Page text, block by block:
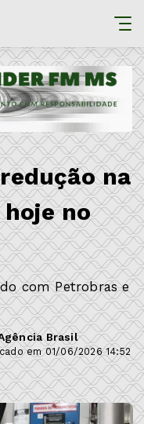
na
no
com Petrobras e
Brasil
em 01/06/2026 14:52